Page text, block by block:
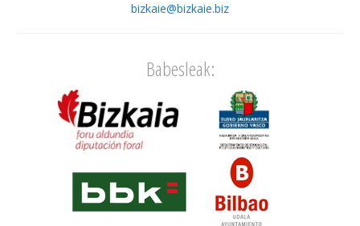
bizkaie@bizkaie.biz
Babesleak: